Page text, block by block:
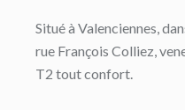
Situé à Valenciennes,
rue François Colliez,
T2 tout confort.